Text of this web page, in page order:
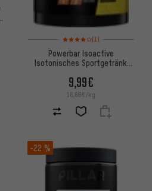
Bewertungen: 4 von 5
(1)
Powerbar Isoactive
Isotonisches Sportgetränk
9,99€
16,68€/kg
-22 %